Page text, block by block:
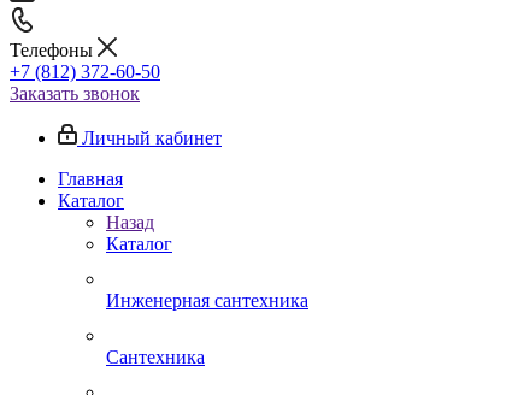
Телефоны
+7 (812) 372-60-50
Заказать звонок
Личный кабинет
Главная
Каталог
Назад
Каталог
Инженерная сантехника
Сантехника